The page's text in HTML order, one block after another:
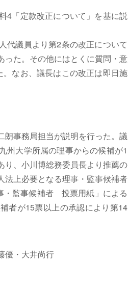
4「定款改正について」を基に説
代議員より第2条の改正について
った。その他にはとくに質問・意
なお、議長はこの改正は即日施
朗事務局担当が説明を行った。議
州大学所属の理事からの候補が1
り、小川博総務委員長より推薦の
法上必要となる理事・監事候補者
・監事候補者 投票用紙」による
者が15票以上の承認により第14
優・大井尚行